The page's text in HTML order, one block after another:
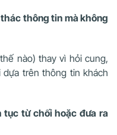
thông tin mà không
nào) thay vì hỏi cung,
trên thông tin khách
tục từ chối hoặc đưa ra